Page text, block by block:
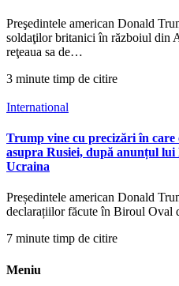
Preşedintele american Donald
soldaţilor britanici în războiul din
reţeaua sa de…
3 minute timp de citire
International
Trump vine cu precizări în care
asupra Rusiei, după anunțul
Ucraina
Președintele american Donald
declarațiilor făcute în Biroul Oval
7 minute timp de citire
Meniu